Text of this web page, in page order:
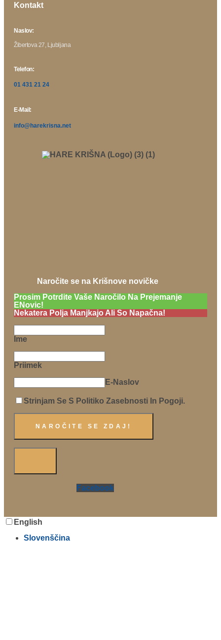
Kontakt
Naslov:
Žibertova 27, Ljubljana
Telefon:
01 431 21 24
E-Mail:
info@harekrisna.net
Naročite se na Krišnove novičke
Prosim Potrdite Vaše Naročilo Na Prejemanje
ENovic!
Nekatera Polja Manjkajo Ali So Napačna!
Ime
Priimek
E-Naslov
Strinjam Se S Politiko Zasebnosti In Pogoji.
Facebook
English
Slovenščina